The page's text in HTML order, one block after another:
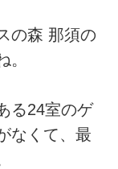
の森 那須の
る24室のゲ
なくて、最